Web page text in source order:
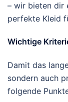
– wir bieten dir
perfekte Kleid
Wichtige
Damit das
sondern auch
folgende